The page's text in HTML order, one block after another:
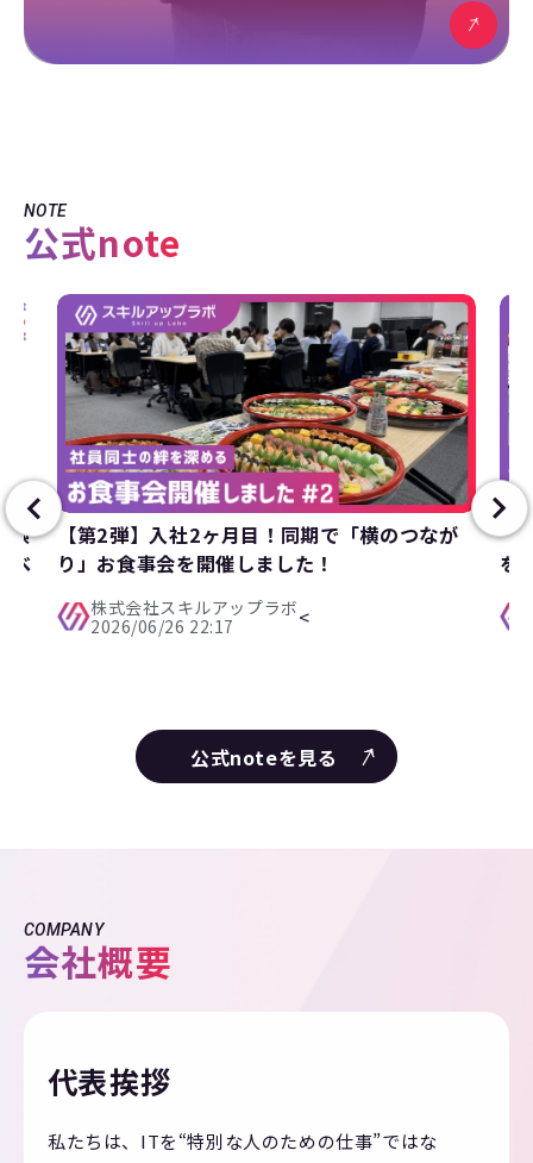
NOTE
公式note
験
べ
【第2弾】入社2ヶ月目！同期で「横のつなが
り」お食事会を開催しました！
株式会社スキルアップラボ
2026/06/26 22:17
<
【
を
公式noteを見る
COMPANY
会社概要
代表挨拶
私たちは、ITを“特別な人のための仕事”ではな